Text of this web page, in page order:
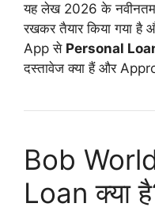
यह लेख 2026 के
रखकर तैयार किया गया
App से Personal
दस्तावेज क्या हैं और
Bob
Loan क्या